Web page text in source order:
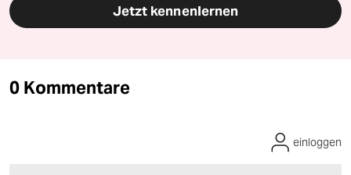
Jetzt kennenlernen
0 Kommentare
einloggen